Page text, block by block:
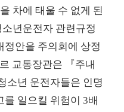
차에 태울 수 없게 된
년운전자 관련규정
정안을 주의회에 상정
교통장관은 『주내
소년 운전자들은 인명
일으킬 위험이 3배